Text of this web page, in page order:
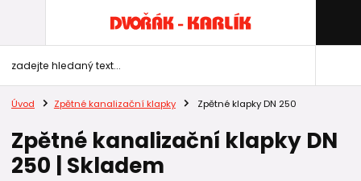
Úvod Zpětné kanalizační klapky Zpětné klapky DN 250
Zpětné kanalizační klapky DN
250 | Skladem